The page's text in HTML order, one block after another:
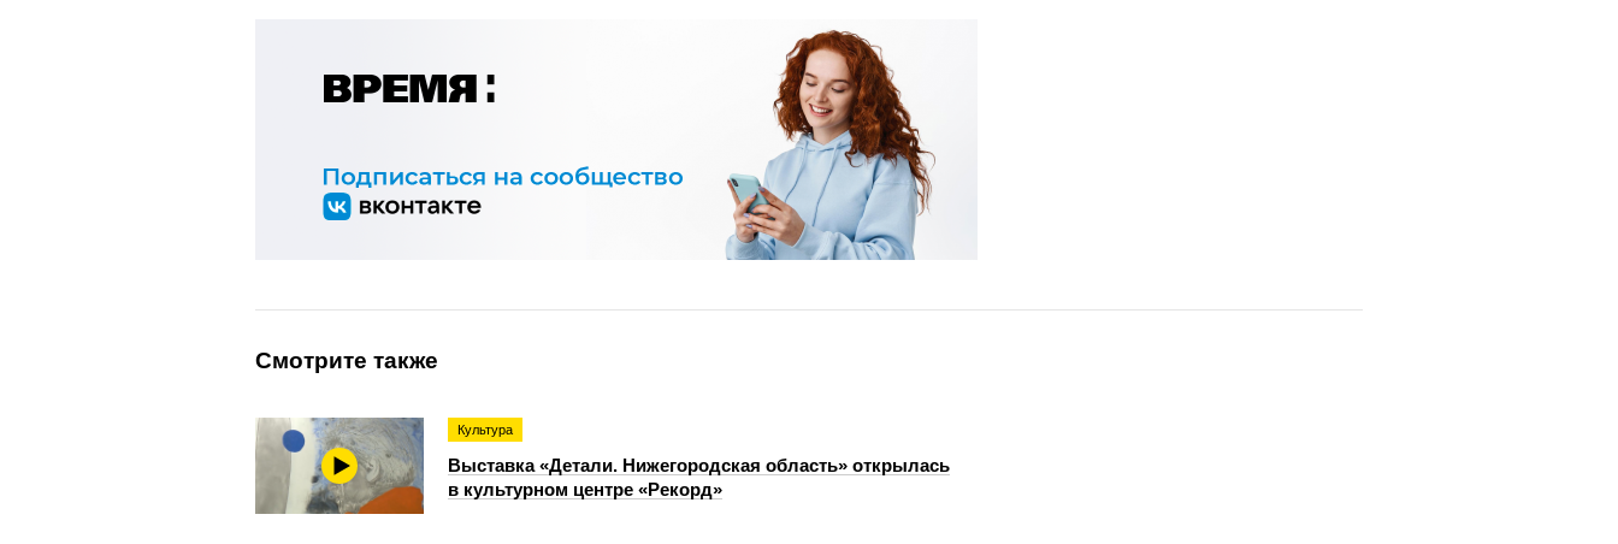
Смотрите также
Культура
Выставка «Детали. Нижегородская область» открылась
в культурном центре «Рекорд»